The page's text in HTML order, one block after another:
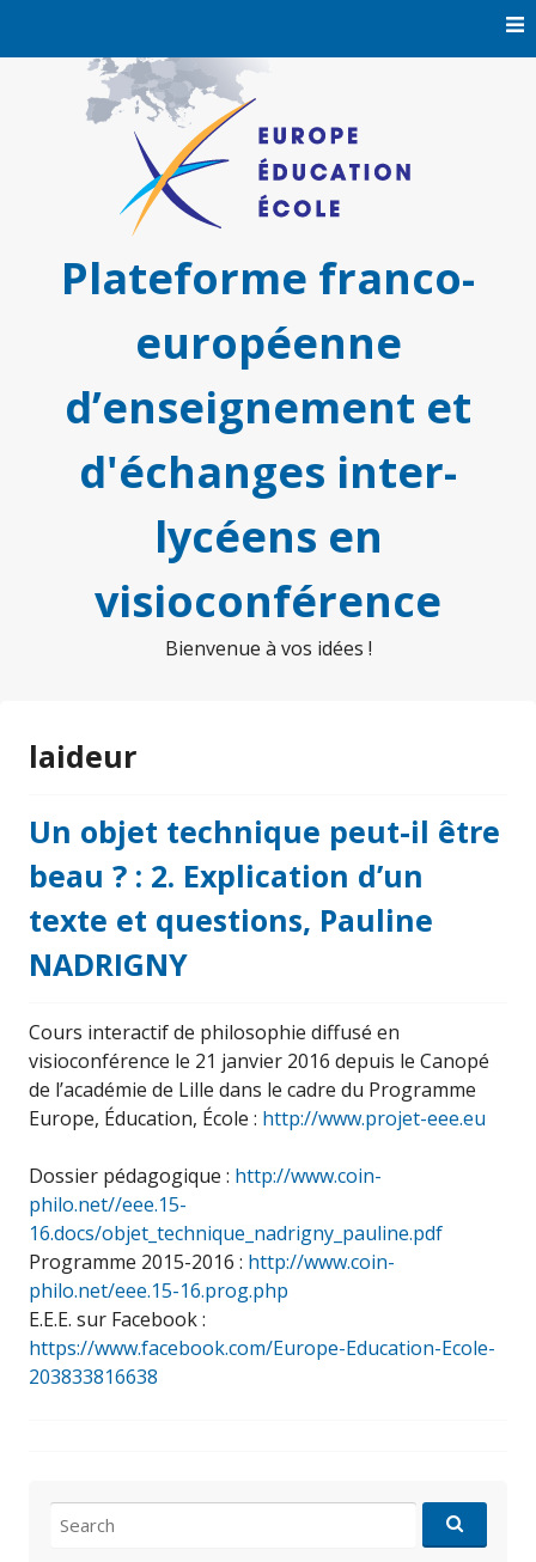
Plateforme franco-
européenne
d’enseignement et
d'échanges inter-
lycéens en
visioconférence
Bienvenue à vos idées !
laideur
Un objet technique peut-il être
beau ? : 2. Explication d’un
texte et questions, Pauline
NADRIGNY
Cours interactif de philosophie diffusé en
visioconférence le 21 janvier 2016 depuis le Canopé
de l’académie de Lille dans le cadre du Programme
Europe, Éducation, École : http://www.projet-eee.eu
Dossier pédagogique : http://www.coin-
philo.net//eee.15-
16.docs/objet_technique_nadrigny_pauline.pdf
Programme 2015-2016 : http://www.coin-
philo.net/eee.15-16.prog.php
E.E.E. sur Facebook :
https://www.facebook.com/Europe-Education-Ecole-
203833816638
for: